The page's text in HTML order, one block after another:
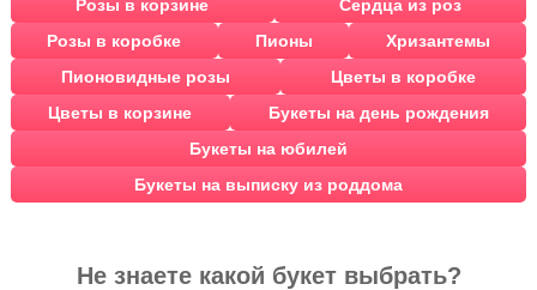
Розы в корзине
Сердца из роз
Розы в коробке
Пионы
Хризантемы
Пионовидные розы
Цветы в коробке
Цветы в корзине
Букеты на день рождения
Букеты на юбилей
Букеты на выписку из роддома
Не знаете какой букет выбрать?